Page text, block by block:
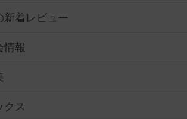
新着レビュー
情報
クス